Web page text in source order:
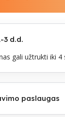
3 d.d.
gali užtrukti iki 4
paslaugas